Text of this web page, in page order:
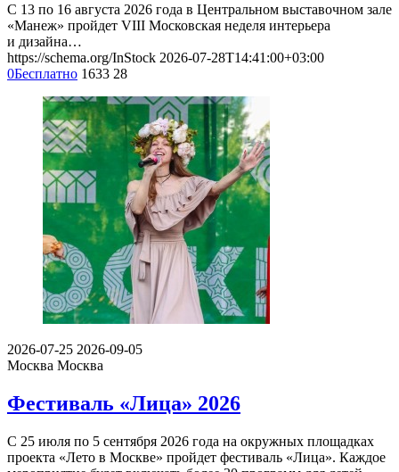
С 13 по 16 августа 2026 года в Центральном выставочном зале
«Манеж» пройдет VIII Московская неделя интерьера
и дизайна…
https://schema.org/InStock 2026-07-28T14:41:00+03:00
0Бесплатно 1633 28
2026-07-25 2026-09-05
Москва Москва
Фестиваль «Лица» 2026
С 25 июля по 5 сентября 2026 года на окружных площадках
проекта «Лето в Москве» пройдет фестиваль «Лица». Каждое